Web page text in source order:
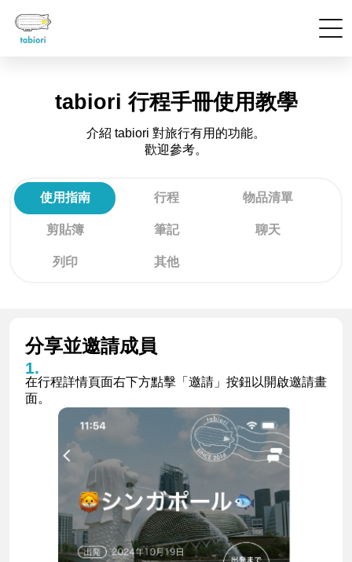
tabiori 行程手冊使用教學
介紹 tabiori 對旅行有用的功能。
歡迎參考。
使用指南 行程 物品清單
剪貼簿 筆記 聊天
列印 其他
分享並邀請成員
在行程詳情頁面右下方點擊「邀請」按鈕以開啟邀請畫
面。